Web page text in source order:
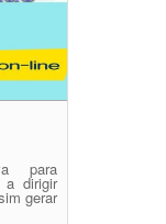
para
a dirigir
gerar